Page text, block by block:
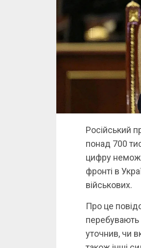
Російський
понад 700
цифру
фронті в
військових.
Про це
перебувають
уточнив, чи